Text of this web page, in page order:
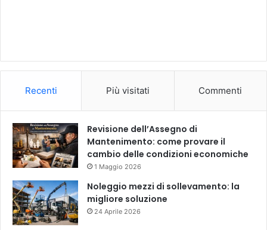
Recenti Più visitati Commenti
Revisione dell’Assegno di
Mantenimento: come provare il
cambio delle condizioni economiche
1 Maggio 2026
Noleggio mezzi di sollevamento: la
migliore soluzione
24 Aprile 2026